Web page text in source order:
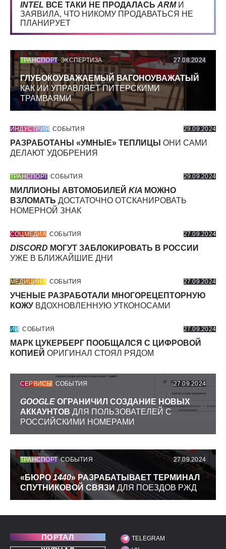
INTEL ВСЕ ТАКИ НЕ ПРОДАЛАСЬ ARMИ
ЗАЯВИЛА, ЧТО НИКОМУ ПРОДАВАТЬСЯ НЕ
ПЛАНИРУЕТ
ТРАНСПОРТ ЭКСПЕРТИЗА 27.08.2024
ГЛУБОКОУВАЖАЕМЫЙ ВАГОНОУВАЖАТЫЙ
КАК ИИ УПРАВЛЯЕТ ПИТЕРСКИМИ
ТРАМВАЯМИ
ИНДУСТРИЯ СОБЫТИЯ 29.09.2024
РАЗРАБОТАНЫ «УМНЫЕ» ТЕПЛИЦЫ ОНИ САМИ
ДЕЛАЮТ УДОБРЕНИЯ
ТРАНСПОРТ СОБЫТИЯ 29.09.2024
МИЛЛИОНЫ АВТОМОБИЛЕЙ KIA МОЖНО
ВЗЛОМАТЬ ДОСТАТОЧНО ОТСКАНИРОВАТЬ
НОМЕРНОЙ ЗНАК
СОЦМЕДИА СОБЫТИЯ 27.09.2024
DISCORD МОГУТ ЗАБЛОКИРОВАТЬ В РОССИИ
УЖЕ В БЛИЖАЙШИЕ ДНИ
МЕДИЦИНА СОБЫТИЯ 27.09.2024
УЧЕНЫЕ РАЗРАБОТАЛИ МНОГОРЕЦЕПТОРНУЮ
КОЖУ ВДОХНОВЛЕННУЮ УТКОНОСАМИ
ИИ СОБЫТИЯ 27.09.2024
МАРК ЦУКЕРБЕРГ ПООБЩАЛСЯ С ЦИФРОВОЙ
КОПИЕЙ ОРИГИНАЛ СТОЯЛ РЯДОМ
СЕРВИСЫ СОБЫТИЯ 27.09.2024
GOOGLE ОГРАНИЧИЛ СОЗДАНИЕ НОВЫХ
АККАУНТОВ ДЛЯ ПОЛЬЗОВАТЕЛЕЙ С
РОССИЙСКИМИ НОМЕРАМИ
ТРАНСПОРТ СОБЫТИЯ 27.09.2024
«БЮРО1440» РАЗРАБАТЫВАЕТ ТЕРМИНАЛ
СПУТНИКОВОЙ СВЯЗИ ДЛЯ ПОЕЗДОВ РЖД
ПОРТАЛ
МЫ В СОЦИАЛЬНЫХ
TELEGRAM